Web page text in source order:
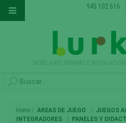
MOBILIARIO URBANO E INSTALACIÓN
945 102 616
Home AREAS DE JUEGO
JUEGOS
INTEGRADORES
PANELES Y